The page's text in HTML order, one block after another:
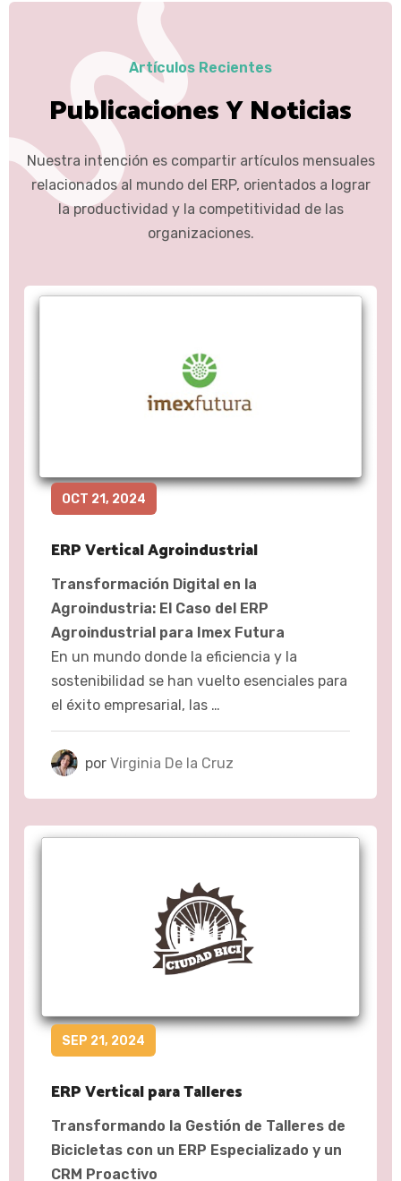
Artículos Recientes
Publicaciones Y Noticias
Nuestra intención es compartir artículos mensuales
relacionados al mundo del ERP, orientados a lograr
la productividad y la competitividad de las
organizaciones.
OCT 21, 2024
ERP Vertical Agroindustrial
Transformación Digital en la
Agroindustria: El Caso del ERP
Agroindustrial para Imex Futura
En un mundo donde la eficiencia y la
sostenibilidad se han vuelto esenciales para
el éxito empresarial, las …
por Virginia De la Cruz
SEP 21, 2024
ERP Vertical para Talleres
Transformando la Gestión de Talleres de
Bicicletas con un ERP Especializado y un
CRM Proactivo